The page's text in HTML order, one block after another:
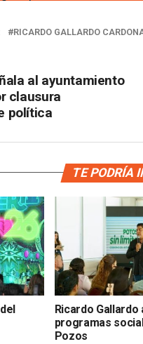
RICARDO GALLARDO
al ayuntamiento
clausura
política
TE PODRÍA
Ricardo Gallardo
programas
Pozos